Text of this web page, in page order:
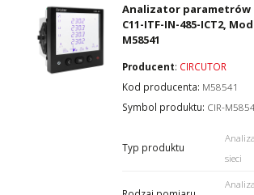
Analizator parametrów
C11-ITF-IN-485-ICT2,
M58541
Producent: CIRCUTOR
Kod producenta: M58541
Symbol produktu: CIR-
Typ produktu
sieci